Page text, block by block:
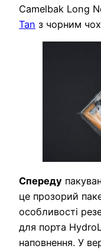
Camelbak Long
Tan з чорним
Спереду
це прозорий
особливості
для порта
наповнення. У